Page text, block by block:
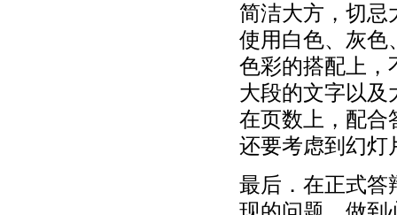
简洁大方，切忌
使用白色、灰色
色彩的搭配上，
大段的文字以及
在页数上，配合
还要考虑到幻灯
最后．在正式答